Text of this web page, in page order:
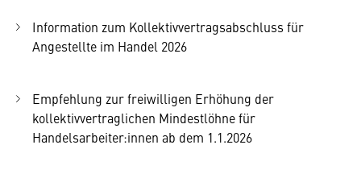
Information zum Kollektivvertragsabschluss für
Angestellte im Handel 2026
Empfehlung zur freiwilligen Erhöhung der
kollektivvertraglichen Mindestlöhne für
Handelsarbeiter:innen ab dem 1.1.2026